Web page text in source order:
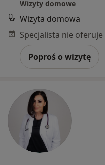
Wizyty domowe
Wizyta domowa
Poproś o wizytę